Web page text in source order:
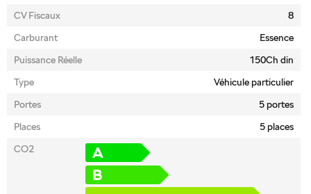
CV Fiscaux
8
Carburant
Essence
Puissance Réelle
150Ch din
Type
Véhicule particulier
Portes
5 portes
Places
5 places
CO2
A
B